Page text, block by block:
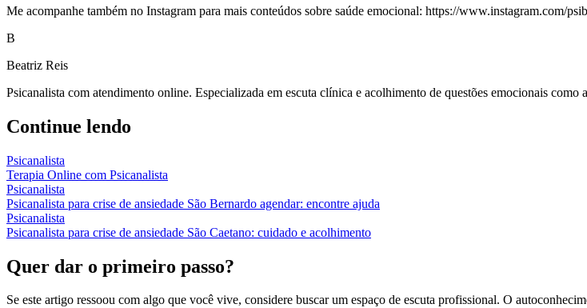
Me acompanhe também no Instagram para mais conteúdos sobre saúde emocional: https://www.instagram.com/
B
Beatriz Reis
Psicanalista com atendimento online. Especializada em escuta clínica e acolhimento de questões emocionais
Continue lendo
Psicanalista
Terapia Online com Psicanalista
Psicanalista
Psicanalista para crise de ansiedade São Bernardo agendar: encontre ajuda
Psicanalista
Psicanalista para crise de ansiedade São Caetano: cuidado e acolhimento
Quer dar o primeiro passo?
Se este artigo ressoou com algo que você vive, considere buscar um espaço de escuta profissional. O